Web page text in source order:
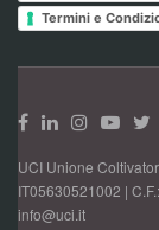
Termini e
UCI Unione
IT05630521002 |
info@uci.it